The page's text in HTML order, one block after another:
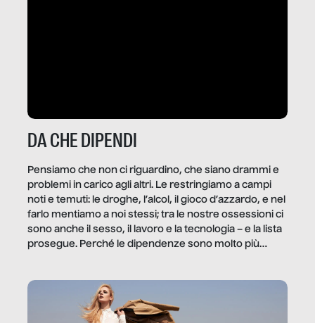
DA CHE DIPENDI
Pensiamo che non ci riguardino, che siano drammi e
problemi in carico agli altri. Le restringiamo a campi
noti e temuti: le droghe, l’alcol, il gioco d’azzardo, e nel
farlo mentiamo a noi stessi; tra le nostre ossessioni ci
sono anche il sesso, il lavoro e la tecnologia – e la lista
prosegue. Perché le dipendenze sono molto più
trae un guadagno. In questo reportage vediamo
quale e come.